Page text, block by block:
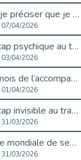
"Dois-je préciser que je suis handicapé sur mon CV?"
07/04/2026
Handicap psychique au travail : et si nous changions de regard - vidéo
03/04/2026
Avril, mois de l’accompagnement dans l’emploi avec Cap emploi.
01/04/2026
Handicap invisible au travail : se taire ou parler? - vidéo
31/03/2026
Journée mondiale de sensibilisation à l’autisme
31/03/2026